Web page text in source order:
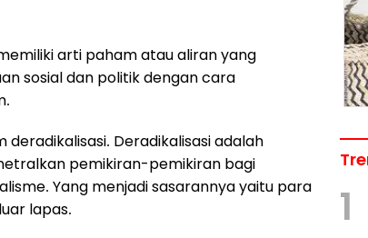
arti paham atau aliran yang
sosial dan politik dengan cara
Deradikalisasi adalah
pemikiran-pemikiran bagi
Yang menjadi sasarannya yaitu para
lapas.
1